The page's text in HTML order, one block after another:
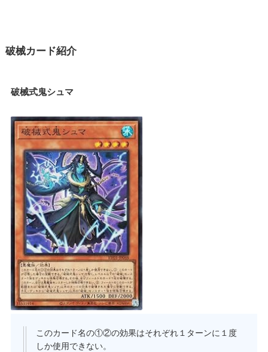
破械カード紹介
破械式鬼シュマ
このカード名の①②の効果はそれぞれ１ターンに１度
しか使用できない。